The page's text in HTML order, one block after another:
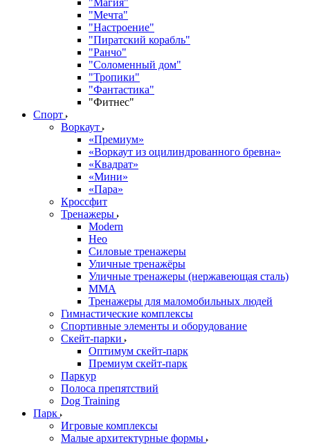
"Магия"
"Мечта"
"Настроение"
"Пиратский корабль"
"Ранчо"
"Соломенный дом"
"Тропики"
"Фантастика"
"Фитнес"
Спорт
Воркаут
«Премиум»
«Воркаут из оцилиндрованного бревна»
«Квадрат»
«Мини»
«Пара»
Кроссфит
Тренажеры
Modern
Нео
Силовые тренажеры
Уличные тренажёры
Уличные тренажеры (нержавеющая сталь)
ММА
Тренажеры для маломобильных людей
Гимнастические комплексы
Спортивные элементы и оборудование
Скейт-парки
Оптимум скейт-парк
Премиум скейт-парк
Паркур
Полоса препятствий
Dog Training
Парк
Игровые комплексы
Малые архитектурные формы